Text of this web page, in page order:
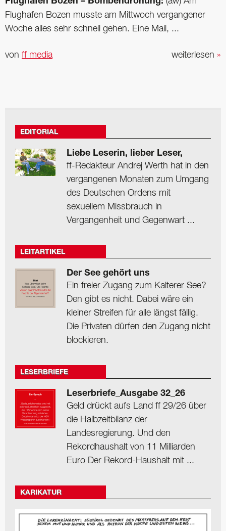
Flughafen Bozen musste am Mittwoch vergangener
Woche alles sehr schnell gehen. Eine Mail, ...
weiterlesen »
von ff media
EDITORIAL
Liebe Leserin, lieber Leser,
ff-Redakteur Andrej Werth hat in den
vergangenen Monaten zum Umgang
des Deutschen Ordens mit
sexuellem Missbrauch in
Vergangenheit und Gegenwart ...
LEITARTIKEL
Der See gehört uns
Ein freier Zugang zum Kalterer See?
Den gibt es nicht. Dabei wäre ein
kleiner Streifen für alle längst fällig.
Die Privaten dürfen den Zugang nicht
blockieren.
LESERBRIEFE
Leserbriefe_Ausgabe 32_26
Geld drückt aufs Land ff 29/26 über
die Halbzeitbilanz der
Landesregierung. Und den
Rekordhaushalt von 11 Milliarden
Euro Der Rekord-Haushalt mit ...
KARIKATUR